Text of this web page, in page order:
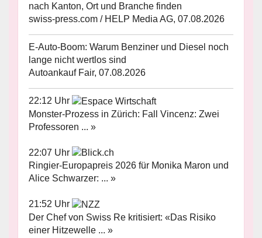
nach Kanton, Ort und Branche finden
swiss-press.com / HELP Media AG, 07.08.2026
E-Auto-Boom: Warum Benziner und Diesel noch
lange nicht wertlos sind
Autoankauf Fair, 07.08.2026
22:12 Uhr
Monster-Prozess in Zürich: Fall Vincenz: Zwei
Professoren ... »
22:07 Uhr
Ringier-Europapreis 2026 für Monika Maron und
Alice Schwarzer: ... »
21:52 Uhr
Der Chef von Swiss Re kritisiert: «Das Risiko
einer Hitzewelle ... »